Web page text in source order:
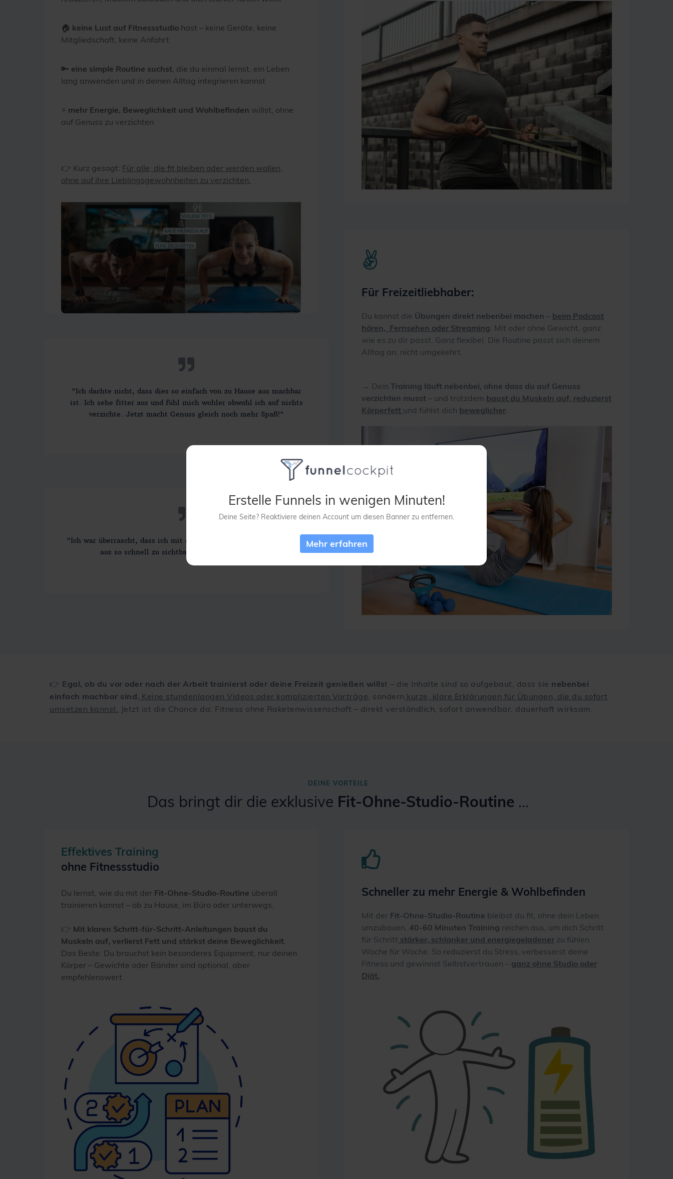
🏠 keine Lust auf Fitnessstudio hast – keine Geräte, keine
Mitgliedschaft, keine Anfahrt
🔑 eine simple Routine suchst , die du einmal lernst, ein Leben
lang anwenden und in deinen Alltag integrieren kannst
⚡ mehr Energie, Beweglichkeit und Wohlbefinden willst, ohne
auf Genuss zu verzichten
👉 Kurz gesagt: Für alle, die fit bleiben oder werden wollen,
ohne auf ihre Lieblingsgewohnheiten zu verzichten.
"Ich dachte nicht, dass dies so einfach von zu Hause aus machbar
ist. Ich sehe fitter aus und fühl mich wohler obwohl ich auf nichts
verzichte. Jetzt macht Genuss gleich noch mehr Spaß!"
"Ich war überrascht, dass ich mit einer klaren Routine von zu Hause
aus so schnell zu sichtbaren Ergebnisse komme."
Für Freizeitliebhaber:
Du kannst die Übungen direkt nebenbei machen – beim Podcast
hören, Fernsehen oder Streaming. Mit oder ohne Gewicht, ganz
wie es zu dir passt. Ganz flexibel. Die Routine passt sich deinem
Alltag an, nicht umgekehrt.
→ Dein Training läuft nebenbei, ohne dass du auf Genuss
verzichten musst – und trotzdem baust du Muskeln auf, reduzierst
Körperfett und fühlst dich beweglicher.
👉 Egal, ob du vor oder nach der Arbeit trainierst oder deine Freizeit genießen willst – die Inhalte sind so aufgebaut, dass sie nebenbei
einfach machbar sind. Keine stundenlangen Videos oder komplizierten Vorträge, sondern kurze, klare Erklärungen für Übungen, die du sofort
umsetzen kannst. Jetzt ist die Chance da: Fitness ohne Raketenwissenschaft – direkt verständlich, sofort anwendbar, dauerhaft wirksam.
DEINE VORTEILE
Das bringt dir die exklusive Fit-Ohne-Studio-Routine ...
Effektives Training
ohne Fitnessstudio
Du lernst, wie du mit der Fit-Ohne-Studio-Routine überall
trainieren kannst – ob zu Hause, im Büro oder unterwegs.
👉 Mit klaren Schritt-für-Schritt-Anleitungen baust du
Muskeln auf, verlierst Fett und stärkst deine Beweglichkeit.
Das Beste: Du brauchst kein besonderes Equipment, nur deinen
Körper – Gewichte oder Bänder sind optional, aber
empfehlenswert.
Schneller zu mehr Energie & Wohlbefinden
Mit der Fit-Ohne-Studio-Routine bleibst du fit, ohne dein Leben
umzubauen. 40-60 Minuten Training reichen aus, um dich Schritt
für Schritt stärker, schlanker und energiegeladener zu fühlen.
Woche für Woche. So reduzierst du Stress, verbesserst deine
Fitness und gewinnst Selbstvertrauen – ganz ohne Studio oder
Diät.
Erstelle Funnels in wenigen Minuten!
Deine Seite? Reaktiviere deinen Account um diesen Banner zu entfernen.
Mehr erfahren